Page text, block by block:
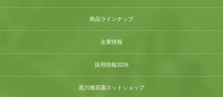
商品ラインナップ
企業情報
採用情報2026
黒川種苗園ネットショップ